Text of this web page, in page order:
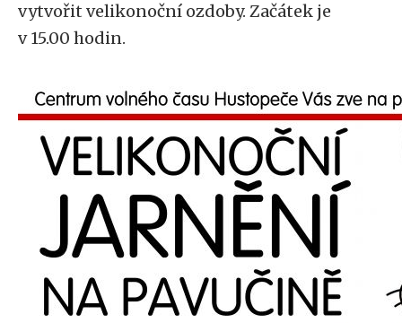
vytvořit velikonoční ozdoby. Začátek je
v 15.00 hodin.